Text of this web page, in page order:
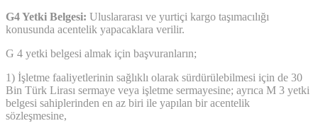
G4 Yetki Belgesi: Uluslararası ve yurtiçi kargo taşımacılığı
konusunda acentelik yapacaklara verilir.
G 4 yetki belgesi almak için başvuranların;
1) İşletme faaliyetlerinin sağlıklı olarak sürdürülebilmesi için de 30
Bin Türk Lirası sermaye veya işletme sermayesine; ayrıca M 3 yetki
belgesi sahiplerinden en az biri ile yapılan bir acentelik
sözleşmesine,